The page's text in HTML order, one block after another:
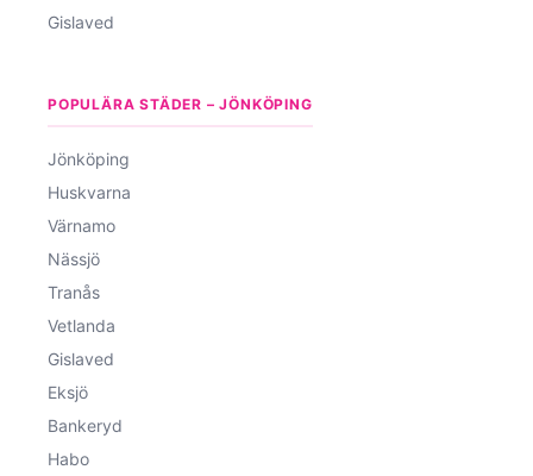
Gislaved
POPULÄRA STÄDER – JÖNKÖPING
Jönköping
Huskvarna
Värnamo
Nässjö
Tranås
Vetlanda
Gislaved
Eksjö
Bankeryd
Habo